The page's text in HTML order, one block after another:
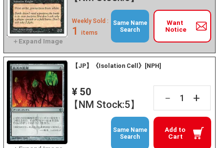
Want
Notice
Weekly Sold :
1 items
Same Name
Search
【JP】《Isolation Cell》[NPH]
¥ 50
【NM Stock:5】
－ +
Add to
Cart
Same Name
Search